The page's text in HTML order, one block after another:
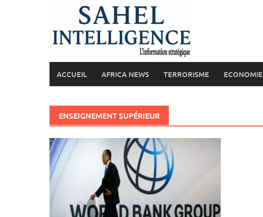
ACCUEIL AFRICA NEWS TERRORISME ECONOMIE
ENSEIGNEMENT SUPÉRIEUR